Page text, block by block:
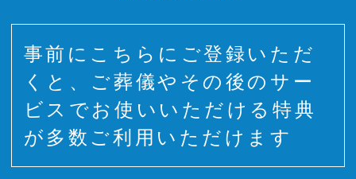
事前にこちらにご登録いただ
くと、ご葬儀やその後のサー
ビスでお使いいただける特典
が多数ご利用いただけます